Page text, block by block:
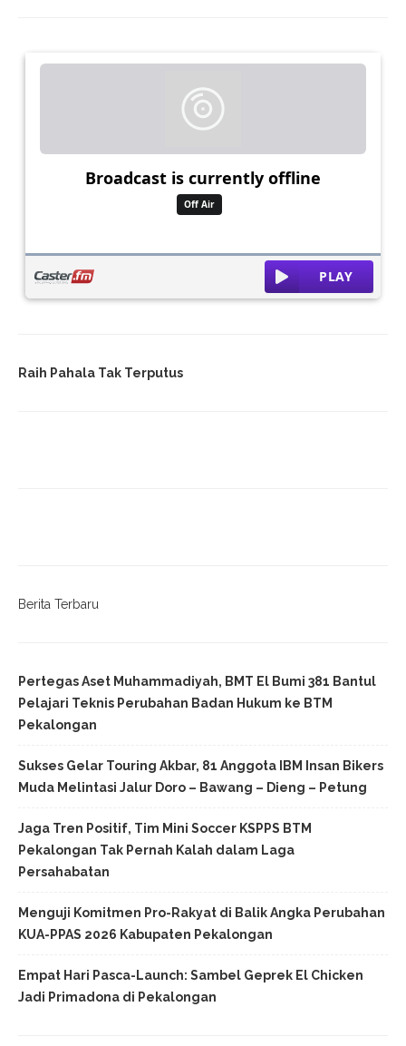
Raih Pahala Tak Terputus
Berita Terbaru
Pertegas Aset Muhammadiyah, BMT El Bumi 381 Bantul
Pelajari Teknis Perubahan Badan Hukum ke BTM
Pekalongan
Sukses Gelar Touring Akbar, 81 Anggota IBM Insan Bikers
Muda Melintasi Jalur Doro – Bawang – Dieng – Petung
Jaga Tren Positif, Tim Mini Soccer KSPPS BTM
Pekalongan Tak Pernah Kalah dalam Laga
Persahabatan
Menguji Komitmen Pro-Rakyat di Balik Angka Perubahan
KUA-PPAS 2026 Kabupaten Pekalongan
Empat Hari Pasca-Launch: Sambel Geprek El Chicken
Jadi Primadona di Pekalongan